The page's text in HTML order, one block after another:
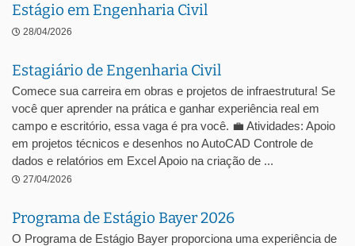
Estágio em Engenharia Civil
28/04/2026
Estagiário de Engenharia Civil
Comece sua carreira em obras e projetos de infraestrutura! Se
você quer aprender na prática e ganhar experiência real em
campo e escritório, essa vaga é pra você. 💼 Atividades: Apoio
em projetos técnicos e desenhos no AutoCAD Controle de
dados e relatórios em Excel Apoio na criação de ...
27/04/2026
Programa de Estágio Bayer 2026
O Programa de Estágio Bayer proporciona uma experiência de